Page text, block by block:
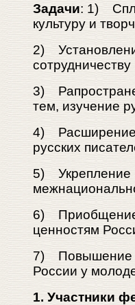
Задачи: 1)
культуру и
2)
3)
тем, изучение
4) Расширение
русских
5) Укрепление
6) Приобщение
ценностям
7) Повышение
России у
1. Участники